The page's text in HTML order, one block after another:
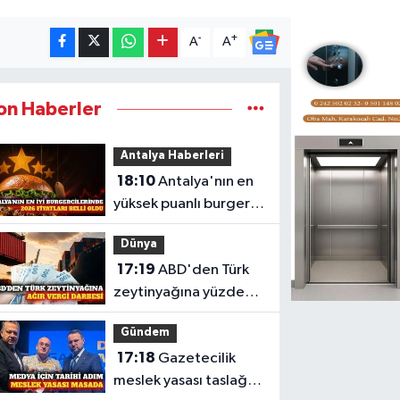
A- A+
Haberler
Antalya Haberleri
18:10Antalya'nın en
yüksek puanlı burger
mekanları ve fiyatları
Dünya
17:19 ABD'den Türk
zeytinyağına yüzde
12,5 ek vergi kararı
Gündem
17:18
meslek yasası taslağı